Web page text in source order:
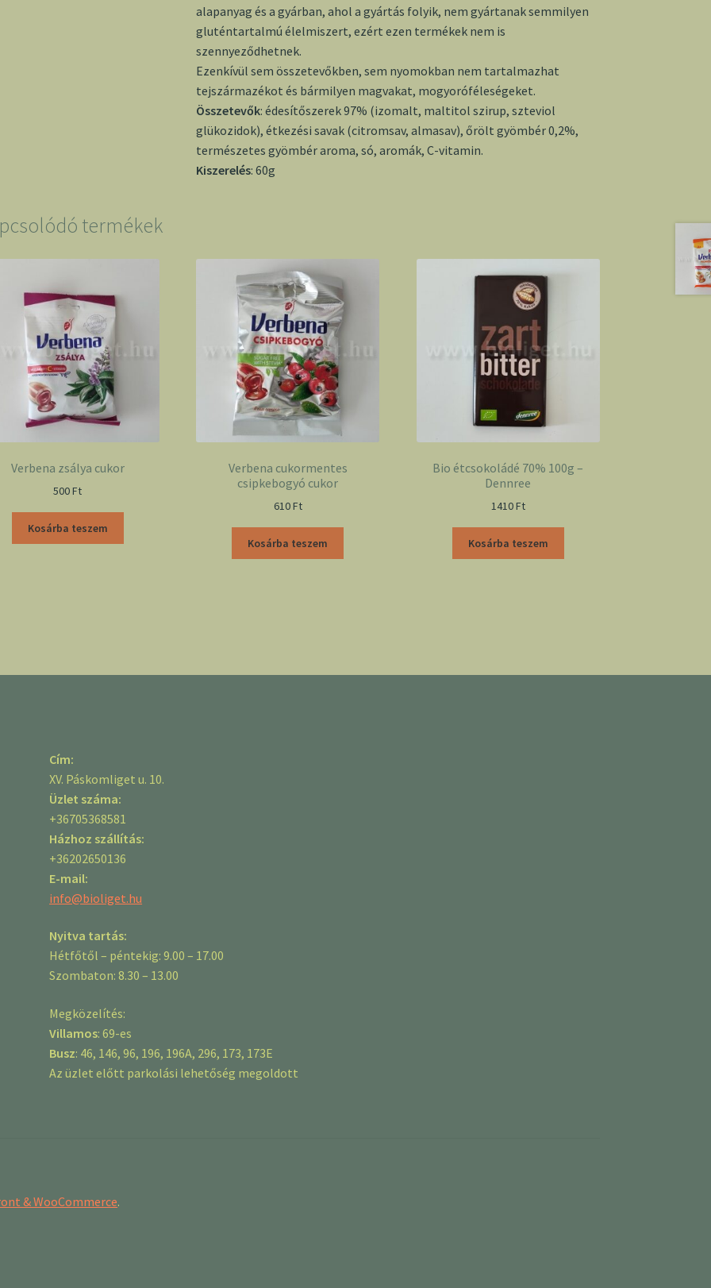
alapanyag és a gyárban, ahol a gyártás folyik, nem gyártanak semmilyen
gluténtartalmú élelmiszert, ezért ezen termékek nem is
szennyeződhetnek.
Ezenkívül sem összetevőkben, sem nyomokban nem tartalmazhat
tejszármazékot és bármilyen magvakat, mogyoróféleségeket.
Összetevők: édesítőszerek 97% (izomalt, maltitol szirup, szteviol
glükozidok), étkezési savak (citromsav, almasav), őrölt gyömbér 0,2%,
természetes gyömbér aroma, só, aromák, C-vitamin.
Kiszerelés: 60g
termékek
Verbena zsálya cukor
500Ft
Kosárba teszem
Verbena cukormentes
csipkebogyó cukor
610Ft
Kosárba teszem
Bio étcsokoládé 70% 100g –
Dennree
1410Ft
Kosárba teszem
Cím:
XV. Páskomliget u. 10.
Üzlet száma:
+36705368581
Házhoz szállítás:
+36202650136
E-mail:
info@bioliget.hu
Nyitva tartás:
Hétfőtől – péntekig: 9.00 – 17.00
Szombaton: 8.30 – 13.00
Megközelítés:
Villamos: 69-es
Busz: 46, 146, 96, 196, 196A, 296, 173, 173E
Az üzlet előtt parkolási lehetőség megoldott
& WooCommerce.